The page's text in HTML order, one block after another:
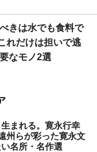
きは水でも食料で
れだけは担いで逃
なモノ2選
まれる。寛永行幸
州らが彩った寛永文
名所・名作選